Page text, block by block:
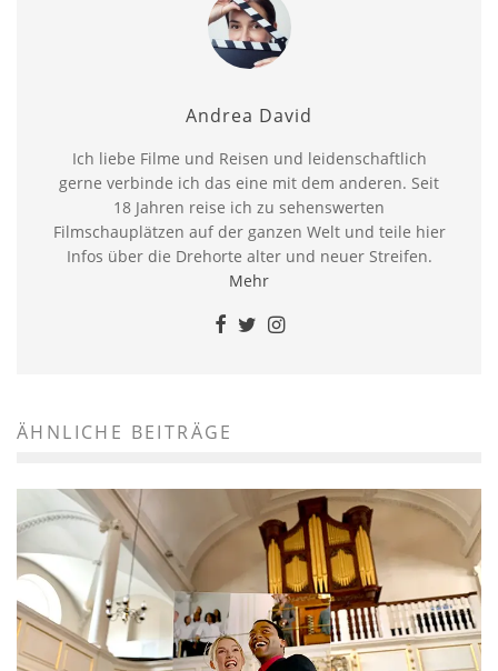
Andrea David
Ich liebe Filme und Reisen und leidenschaftlich
gerne verbinde ich das eine mit dem anderen. Seit
18 Jahren reise ich zu sehenswerten
Filmschauplätzen auf der ganzen Welt und teile hier
Infos über die Drehorte alter und neuer Streifen.
Mehr
ÄHNLICHE BEITRÄGE